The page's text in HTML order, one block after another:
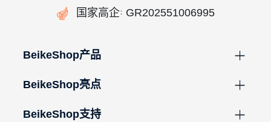
 国家高企： GR202551006995
BeikeShop产品
BeikeShop亮点
BeikeShop支持